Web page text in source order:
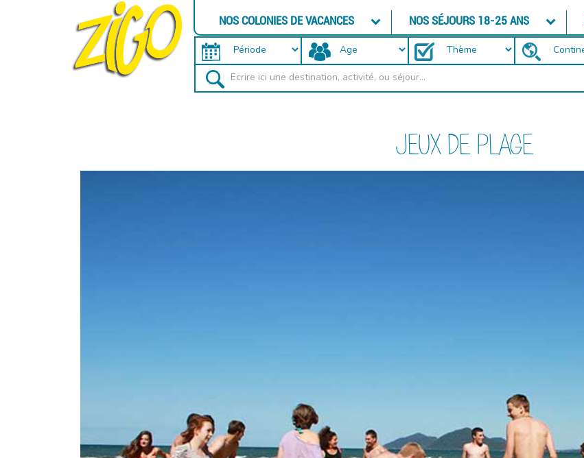
NOS COLONIES DE VACANCES NOS SÉJOURS 18-25 ANS
JEUX DE PLAGE